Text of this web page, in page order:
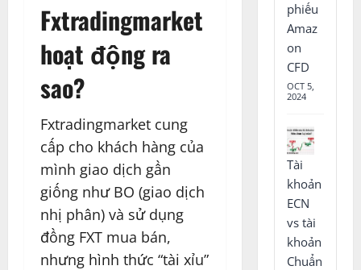
Fxtradingmarket
hoạt động ra
sao?
Fxtradingmarket cung
cấp cho khách hàng của
mình giao dịch gần
giống như BO (giao dịch
nhị phân) và sử dụng
đồng FXT mua bán,
nhưng hình thức “tài xỉu”
phiếu
Amaz
on
CFD
OCT 5,
2024
Tài
khoản
ECN
vs tài
khoản
Chuẩn